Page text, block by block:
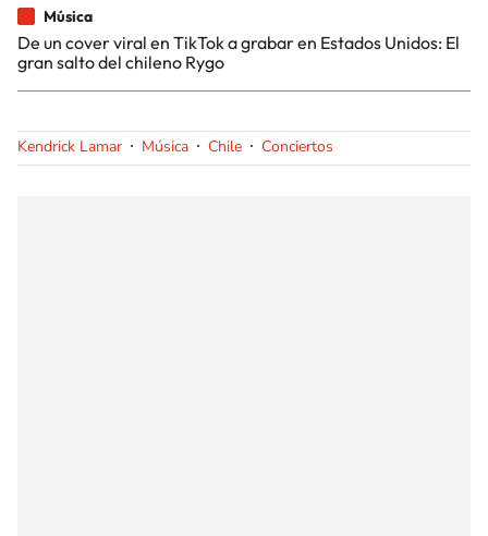
Música
De un cover viral en TikTok a grabar en Estados Unidos: El
gran salto del chileno Rygo
Kendrick Lamar Música Chile Conciertos